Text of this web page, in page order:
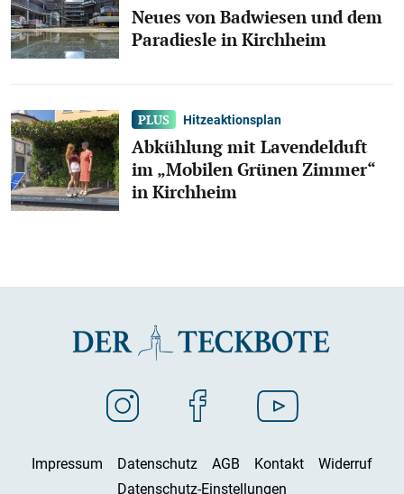
Neues von Badwiesen und dem
Paradiesle in Kirchheim
Hitzeaktionsplan
Abkühlung mit Lavendelduft
im „Mobilen Grünen Zimmer“
in Kirchheim
Impressum Datenschutz AGB Kontakt
Widerruf
Datenschutz-Einstellungen